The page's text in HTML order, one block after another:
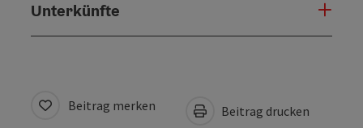
Unterkünfte
Beitrag merken Beitrag drucken